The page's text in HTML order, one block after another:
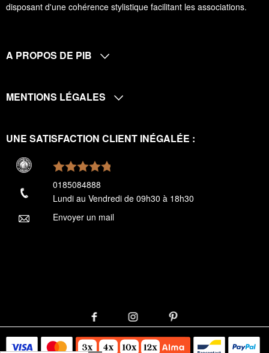
disposant d'une cohérence stylistique facilitant les associations.
A PROPOS DE PIB
MENTIONS LÉGALES
UNE SATISFACTION CLIENT INÉGALÉE :
0185084888
Lundi au Vendredi de 09h30 à 18h30
Envoyer un mail